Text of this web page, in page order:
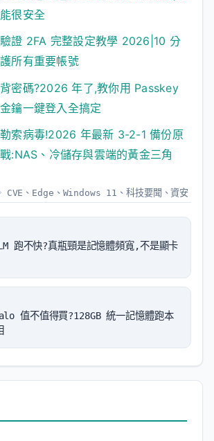
很安全
證 2FA 完整設定教學 2026|10 分
所有重要帳號
密碼?2026 年了,教你用 Passkey
鑰一鍵登入全搞定
索病毒!2026 年最新 3-2-1 備份原
:NAS、冷儲存與雲端的黃金三角
標
籤
CVE 、 Edge 、 Windows 11 、科技要聞 、資安
跑不快?真瓶頸是記憶體頻寬,不是顯卡
值不值得買?128GB 統一記憶體跑本